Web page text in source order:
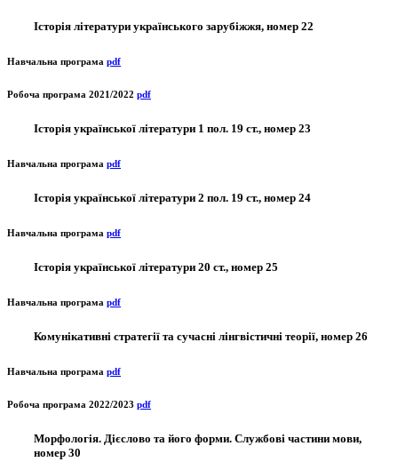
Історія літератури українського зарубіжжя, номер 22
Навчальна програма pdf
Робоча програма 2021/2022 pdf
Історія української літератури 1 пол. 19 ст., номер 23
Навчальна програма pdf
Історія української літератури 2 пол. 19 ст., номер 24
Навчальна програма pdf
Історія української літератури 20 ст., номер 25
Навчальна програма pdf
Комунікативні стратегії та сучасні лінгвістичні теорії, номер 26
Навчальна програма pdf
Робоча програма 2022/2023 pdf
Морфологія. Дієслово та його форми. Службові частини мови,
номер 30